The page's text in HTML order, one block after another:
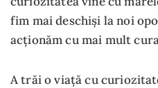
fim mai deschiși la noi
acționăm cu mai mult
A trăi o viață cu